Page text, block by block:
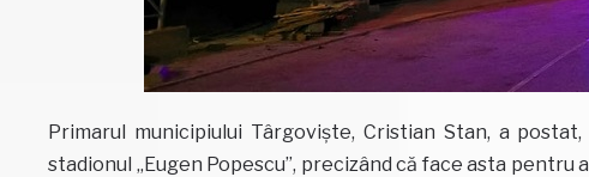
Primarul municipiului Târgoviște, Cristian Stan, a
stadionul „Eugen Popescu”, precizând că face asta